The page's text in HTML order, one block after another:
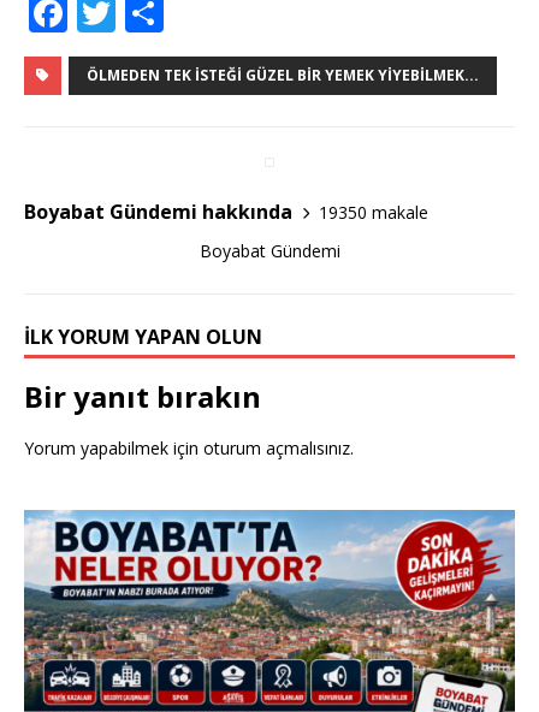
F
a
c
o
T
w
it
h
ar
ÖLMEDEN TEK ISTEĞI GÜZEL BIR YEMEK YIYEBILMEK...
Boyabat Gündemi hakkında
19350 makale
Boyabat Gündemi
İLK YORUM YAPAN OLUN
Bir yanıt bırakın
Yorum yapabilmek için oturum açmalısınız.